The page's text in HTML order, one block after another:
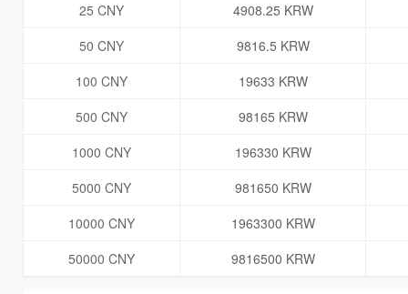
25 CNY
4908.25 KRW
50 CNY
9816.5 KRW
100 CNY
19633 KRW
500 CNY
98165 KRW
1000 CNY
196330 KRW
5000 CNY
981650 KRW
10000 CNY
1963300 KRW
50000 CNY
9816500 KRW